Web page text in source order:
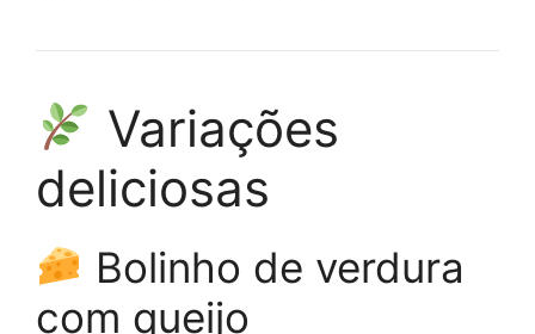
Variações
deliciosas
Bolinho de verdura
com queijo